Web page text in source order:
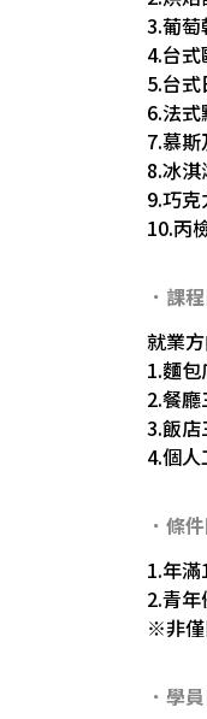
3.葡萄
4.台
5.台
6.法
7.慕
8.冰
9.巧
10.丙
．課
就業方
1.麵
2.餐
3.飯
4.個
．條
1.年
2.青年
※非僅
．學